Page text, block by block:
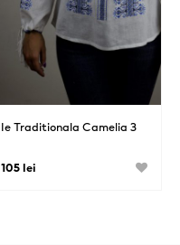
Ie Traditionala Camelia 3
105 lei